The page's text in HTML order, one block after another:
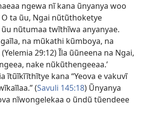
ngewa nĩ kana ũnyanya woo
ta ũu, Ngai nũtũthoketye
nũtumaa twĩthĩwa anyanyae.
na mũkathi kũmboya, na
Yelemia 29:12) Ĩla ũũneena na Ngai,
nake nũkũthengeeaa.’
ĩtũĩkĩĩthĩtye kana “Yeova e vakuvĩ
(Savuli 145:18) Ũnyanya
nĩwongelekaa o ũndũ tũendeee